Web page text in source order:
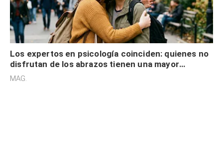
Los expertos en psicología coinciden: quienes no
disfrutan de los abrazos tienen una mayor
sensibilidad a los estímulos físicos y no es por
MAG.